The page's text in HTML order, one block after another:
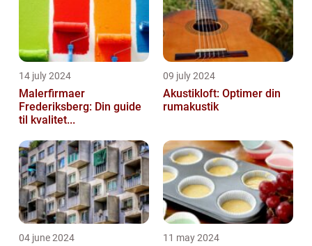
14 july 2024
Malerfirmaer
Frederiksberg: Din guide
til kvalitet...
09 july 2024
Akustikloft: Optimer din
rumakustik
04 june 2024 11 may 2024